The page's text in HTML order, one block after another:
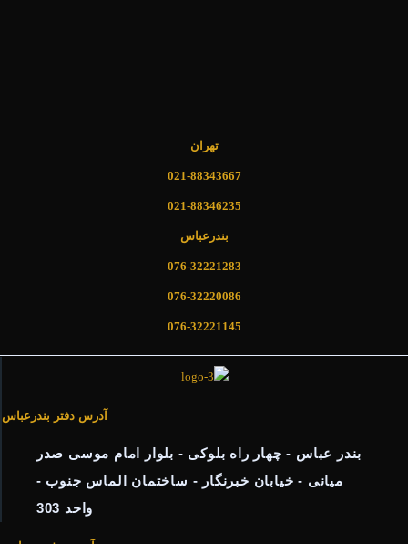
تهران
021-88343667
021-88346235
بندرعباس
076-32221283
076-32220086
076-32221145
آدرس دفتر بندرعباس
بندر عباس - چهار راه بلوکی - بلوار امام موسی صدر
میانی - خیابان خبرنگار - ساختمان الماس جنوب -
واحد 303